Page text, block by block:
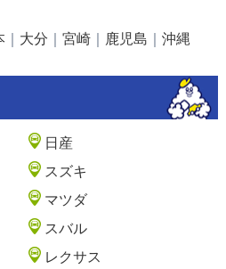
｜ 大分 ｜ 宮崎｜ 鹿児島 ｜ 沖縄
日産
スズキ
マツダ
スバル
レクサス